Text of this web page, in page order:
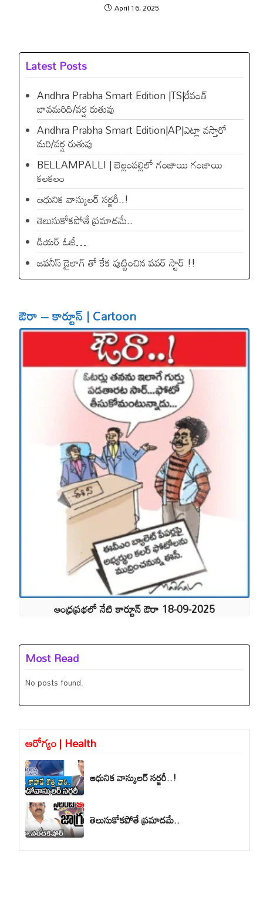
April 16, 2025
Latest Posts
Andhra Prabha Smart Edition |TS|రేవంత్​
బావమరిది/వర్ష రుతువు
Andhra Prabha Smart Edition|AP|ఎట్లా వస్తారో
మరి/వర్ష రుతువు
BELLAMPALLI | బెల్లంపల్లిలో గంజాయి గంజాయి
కలకలం
ఆధునిక వాస్కులర్ సర్జరీ..!
తెలుసుకోకపోతే ప్రమాదమే..
డియ‌ర్ ఓజీ…
జపనీస్ డైలాగ్ తో కేక పుట్టించిన ప‌వ‌ర్ స్టార్ !!
ఔరా – కార్టూన్ | Cartoon
ఆంధ్రప్రభలో నేటి కార్టూన్ ఔరా 18-09-2025
Most Read
No posts found.
ఆరోగ్యం | Health
ఆధునిక వాస్కులర్ సర్జరీ..!
తెలుసుకోకపోతే ప్రమాదమే..